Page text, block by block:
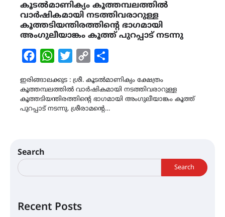
കൂടൽമാണിക്യം കൂത്തമ്പലത്തിൽ
വാർഷികമായി നടത്തിവരാറുള്ള
കൂത്തടിയന്തിരത്തിന്റെ ഭാഗമായി
അംഗുലീയാങ്കം കൂത്ത് പുറപ്പാട് നടന്നു
FacebookWhatsAppTwitterCopy
ഇരിങ്ങാലക്കുട : ശ്രീ. കൂടൽമാണിക്യം ക്ഷേത്രം
കൂത്തമ്പലത്തിൽ വാർഷികമായി നടത്തിവരാറുള്ള
കൂത്തടിയന്തിരത്തിന്റെ ഭാഗമായി അംഗുലീയാങ്കം കൂത്ത്
പുറപ്പാട് നടന്നു. ശ്രീരാമന്റെ…
Search
Search
Recent Posts